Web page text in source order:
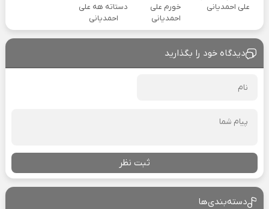
علی احمدیانی
خورم علی
احمدیانی
دستاته هه علی
احمدیانی
دیدگاه خود را بگذارید
ثبت نظر
دسته‌بندی‌ها